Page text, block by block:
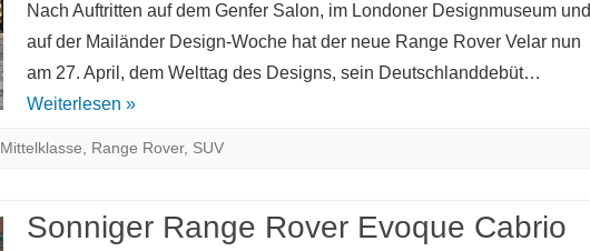
Nach Auftritten auf dem Genfer Salon, im Londoner Designmuseum und
auf der Mailänder Design-Woche hat der neue Range Rover Velar nun
am 27. April, dem Welttag des Designs, sein Deutschlanddebüt…
Weiterlesen »
Mittelklasse Range Rover, SUV
Sonniger Range Rover Evoque Cabrio